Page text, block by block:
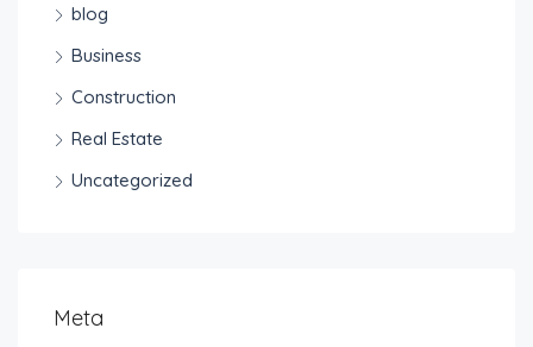
blog
Business
Construction
Real Estate
Uncategorized
Meta